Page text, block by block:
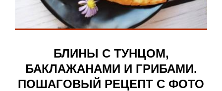
БЛИНЫ С ТУНЦОМ,
БАКЛАЖАНАМИ И ГРИБАМИ.
ПОШАГОВЫЙ РЕЦЕПТ С ФОТО